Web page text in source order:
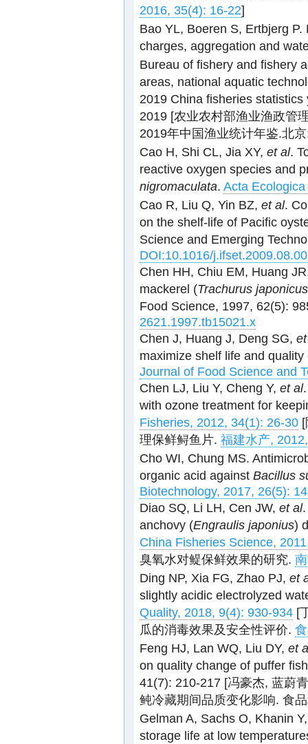
2016, 35(4): 16-22]
Bao YL, Boeren S, Ertbjerg
charges, aggregation and
Bureau of fishery and fishery
areas, national aquatic
2019 China fisheries
2019 [农业农村部渔业渔政管
2019年中国渔业统计年鉴.北
Cao H, Shi CL, Jia XY, et al.
reactive oxygen species and
nigromaculata. Acta
Cao R, Liu Q, Yin BZ, et al.
on the shelf-life of Pacific
Science and Emerging
DOI:10.1016/
Chen HH, Chiu EM, Huang
mackerel (Trachurus japonicus
Food Science, 1997, 62(5):
2621.1997.tb15021.x
Chen J, Huang J, Deng SG,
maximize shelf life and
Journal of Food Science and
Chen LJ, Liu Y, Cheng Y, et al
with ozone treatment for
Fisheries, 2012, 34(1): 26-30
理保鲜鲟鱼片. 福建水产,
Cho WI, Chung MS.
organic acid against Bacillus
Biotechnology, 2017, 26(5):
Diao SQ, Li LH, Cen JW, et al
anchovy (Engraulis japonius)
China Fisheries Science,
臭氧水对鳀保鲜效果的研究.
Ding NP, Xia FG, Zhao PJ, et
slightly acidic electrolyzed
Quality, 2018, 9(4): 930-934 [
瓜的消毒效果及安全性评价.
Feng HJ, Lan WQ, Liu DY, et
on quality change of puffer
41(7): 210-217 [冯豪杰, 蓝蔚
鲀冷藏期间品质变化影响. 食
Gelman A, Sachs O, Khanin
storage life at low